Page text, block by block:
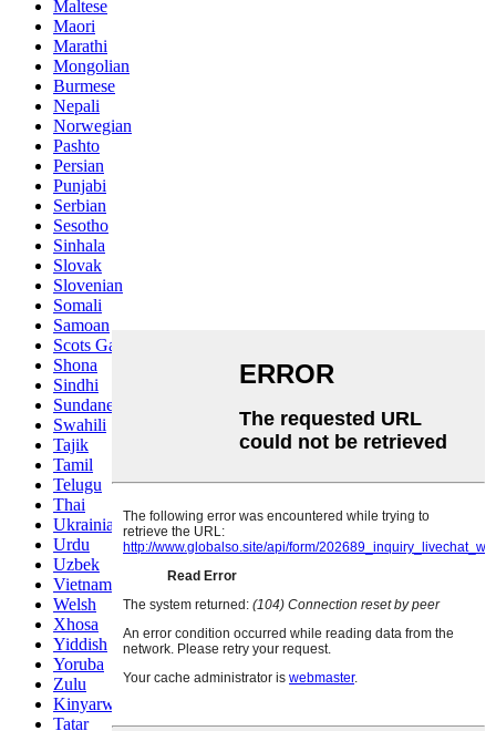
Maltese
Maori
Marathi
Mongolian
Burmese
Nepali
Norwegian
Pashto
Persian
Punjabi
Serbian
Sesotho
Sinhala
Slovak
Slovenian
Somali
Samoan
Scots Gaelic
Shona
Sindhi
Sundanese
Swahili
Tajik
Tamil
Telugu
Thai
Ukrainian
Urdu
Uzbek
Vietnamese
Welsh
Xhosa
Yiddish
Yoruba
Zulu
Kinyarwanda
Tatar